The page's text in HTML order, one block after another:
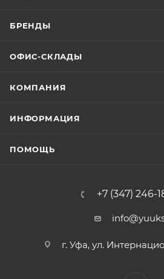
БРЕНДЫ
ОФИС-СКЛАДЫ
КОМПАНИЯ
ИНФОРМАЦИЯ
ПОМОЩЬ
+7 (347) 246-
г. Уфа, ул.